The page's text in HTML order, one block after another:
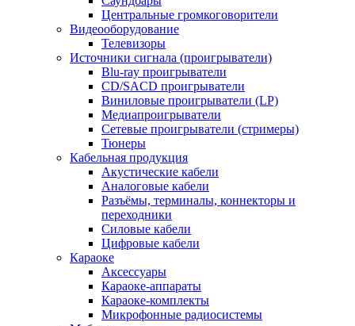
Центральные громкоговорители
Видеооборудование
Телевизоры
Источники сигнала (проигрыватели)
Blu-ray проигрыватели
CD/SACD проигрыватели
Виниловые проигрыватели (LP)
Медиапроигрыватели
Сетевые проигрыватели (стримеры)
Тюнеры
Кабельная продукция
Акустические кабели
Аналоговые кабели
Разъёмы, терминалы, коннекторы и
переходники
Силовые кабели
Цифровые кабели
Караоке
Аксессуары
Караоке-аппараты
Караоке-комплекты
Микрофонные радиосистемы